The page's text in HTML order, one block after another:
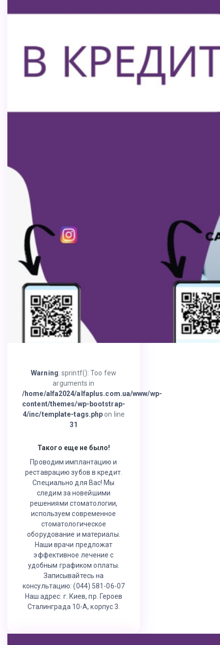
Warning: sprintf(): Too few
arguments in
/home/alfa2024/alfaplus.com.ua/www/wp-
content/themes/wp-bootstrap-
4/inc/template-tags.php on line
31
Такого еще не было!
Проводим имплантацию и
реставрацию зубов в кредит.
Специально для Вас! Мы
следим за новейшими
решениями стоматологии,
используем современное
стоматологическое
оборудование и материалы.
Наши врачи предложат
эффективное лечение с
удобным графиком оплаты.
Записывайтесь на
консультацию: (044) 581-06-07
Наш адрес: г. Киев, пр. Героев
Сталинграда 10-А, корпус 3.